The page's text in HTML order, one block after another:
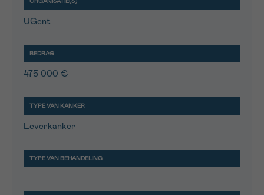
UGent
475 000 €
Leverkanker